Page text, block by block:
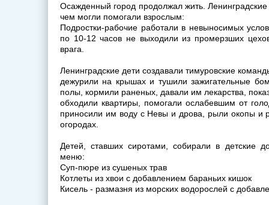
Осажденный город продолжал жить.
чем могли помогали взрослым:
Подростки-рабочие работали в невыносимых
по 10-12 часов не выходили из промерзших
врага.
Ленинградские дети создавали тимуровские
дежурили на крышах и тушили зажигательные
полы, кормили раненых, давали им лекарства,
обходили квартиры, помогали ослабевшим от
приносили им воду с Невы и дрова, рыли окопы и
огородах.
Детей, ставших сиротами, собирали в детские
меню:
Суп-пюре из сушеных трав
Котлеты из хвои с добавлением бараньих кишок
Кисель - размазня из морских водорослей с